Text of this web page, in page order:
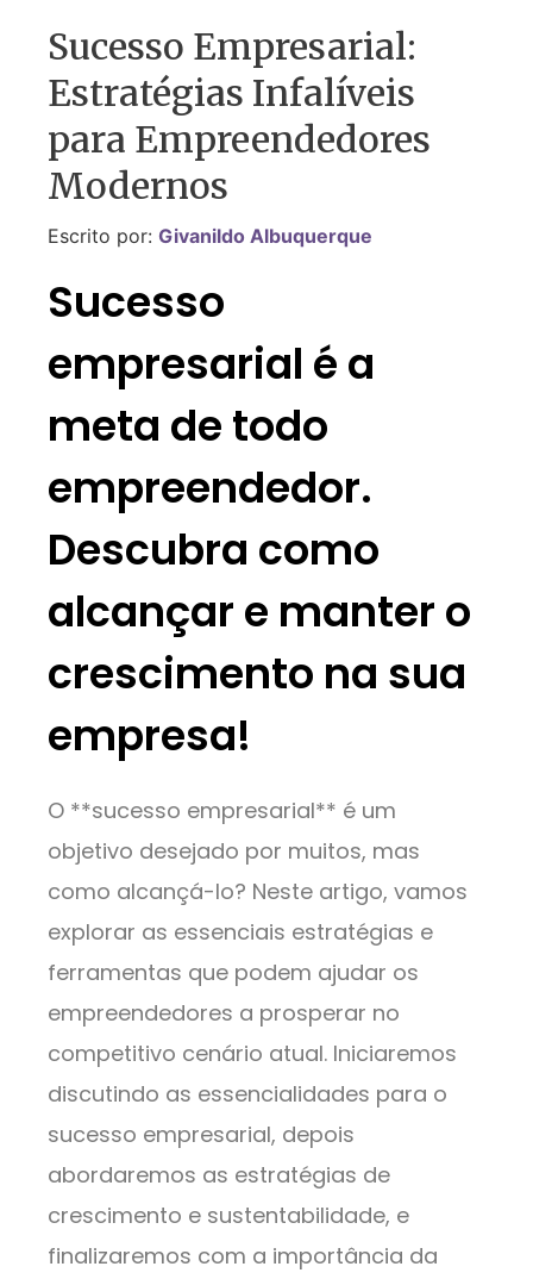
Sucesso Empresarial:
Estratégias Infalíveis
para Empreendedores
Modernos
Escrito por: Givanildo Albuquerque
Sucesso
empresarial é a
meta de todo
empreendedor.
Descubra como
alcançar e manter o
crescimento na sua
empresa!
O **sucesso empresarial** é um
objetivo desejado por muitos, mas
como alcançá-lo? Neste artigo, vamos
explorar as essenciais estratégias e
ferramentas que podem ajudar os
empreendedores a prosperar no
competitivo cenário atual. Iniciaremos
discutindo as essencialidades para o
sucesso empresarial, depois
abordaremos as estratégias de
crescimento e sustentabilidade, e
finalizaremos com a importância da